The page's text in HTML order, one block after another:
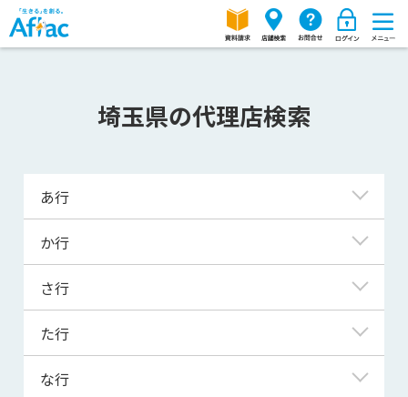
埼玉県の代理店検索
あ行
上尾市
朝霞市
伊奈町
小川町
か行
春日部市
加須市
神川町
さ行
さいたま市岩槻区
さいたま市浦和区
さいたま市大宮区
た行
秩父市
な行